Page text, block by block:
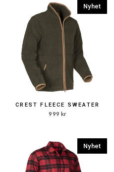
CREST FLEECE SWEATER
999 kr
Nyhet
Nyhet